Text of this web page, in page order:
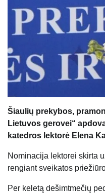
Šiaulių prekybos,
Lietuvos gerovei“
katedros lektorė Elena
Nominacija lektorei skirta
rengiant sveikatos
Per keletą dešimtmečių